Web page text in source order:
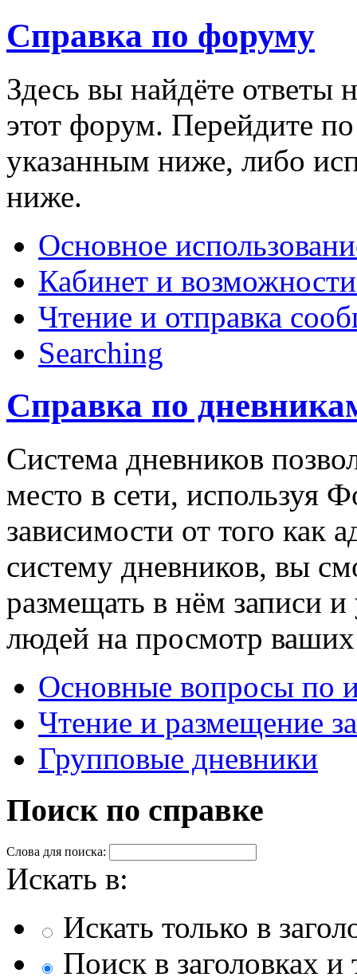
Справка по форуму
Здесь вы найдёте ответы
этот форум. Перейдите
указанным ниже, либо
ниже.
Основное
Кабинет и
Чтение и отправка
Searching
Справка по
Система дневников
место в сети, используя
зависимости от того как
систему дневников, вы
размещать в нём записи
людей на просмотр ваших
Основные вопросы по
Чтение и размещение
Групповые дневники
Поиск по справке
Слова для поиска:
Искать в:
Искать только в
Поиск в заголовках и